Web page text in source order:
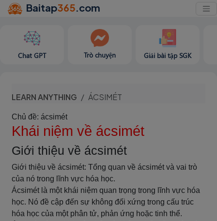
Baitap365.com
Chat GPT Trò chuyện Giải bài tập SGK
LEARN ANYTHING ÁCSIMÉT
Chủ đề: ácsimét
Khái niệm về ácsimét
Giới thiệu về ácsimét
Giới thiệu về ácsimét: Tổng quan về ácsimét và vai trò
của nó trong lĩnh vực hóa học.
Ácsimét là một khái niệm quan trọng trong lĩnh vực hóa
học. Nó đề cập đến sự không đối xứng trong cấu trúc
hóa học của một phân tử, phản ứng hoặc tinh thể.